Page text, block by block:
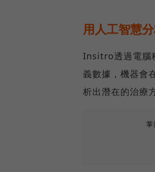
用人工智慧
Insitro透過電腦
義數據，機器會
析出潛在的治療